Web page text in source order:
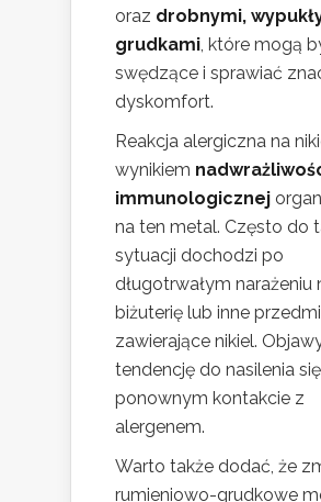
oraz drobnymi,
grudkami, które mogą
swędzące i sprawiać
dyskomfort.
Reakcja alergiczna na
wynikiem
immunologicznej
na ten metal. Często do
sytuacji dochodzi po
długotrwałym narażeniu
biżuterię lub inne
zawierające nikiel.
tendencję do nasilenia
ponownym kontakcie z
alergenem.
Warto także dodać, że
rumieniowo-grudkowe